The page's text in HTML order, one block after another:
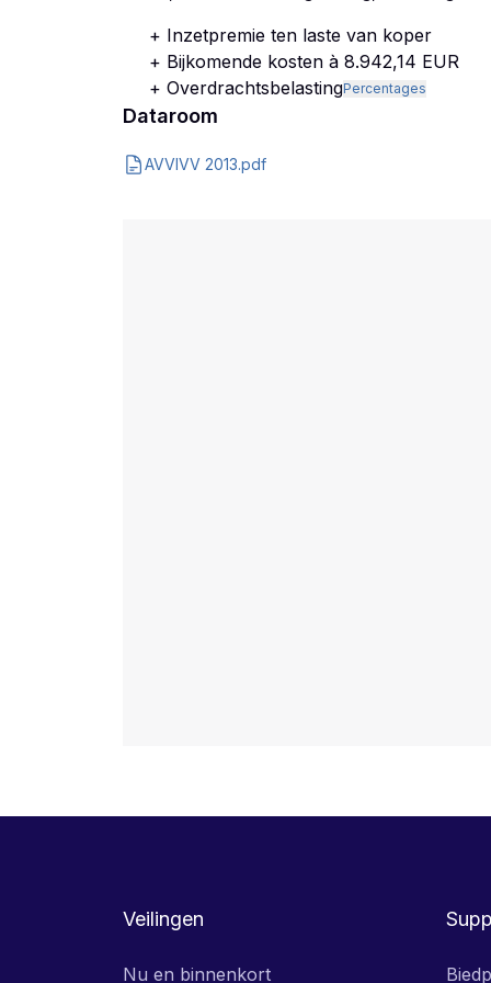
+ Inzetpremie ten laste van koper
+ Bijkomende kosten à 8.942,14 EUR
+ OverdrachtsbelastingPercentages
Dataroom
AVVIVV 2013.pdf
Veilingen
Nu en binnenkort